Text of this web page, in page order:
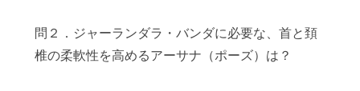
問２．ジャーランダラ・バンダに必要な、首と頚
椎の柔軟性を高めるアーサナ（ポーズ）は？